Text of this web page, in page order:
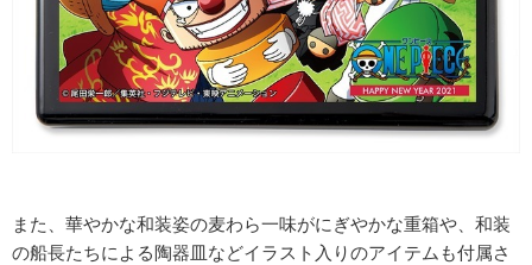
また、華やかな和装姿の麦わら一味がにぎやかな重箱や、和装
の船長たちによる陶器皿などイラスト入りのアイテムも付属さ